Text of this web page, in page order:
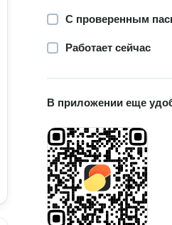
С проверенным
Работает сейчас
В приложении еще